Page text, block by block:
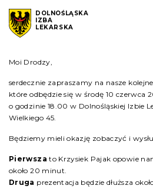
DOLNOŚLĄSKA
IZBA
LEKARSKA
Moi Drodzy,
serdecznie zapraszamy na nasze
które odbędzie się w środę 10 czerwca
o godzinie 18.00 w Dolnośląskiej Izbie
Wielkiego 45.
Będziemy mieli okazję zobaczyć i
Pierwsza to Krzysiek Pajak opowie
około 20 minut.
Druga prezentacja będzie dłuższa